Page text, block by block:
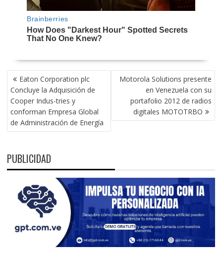
NAVEGACIÓN
DE
ENTRADAS
Eaton Corporation plc
Concluye la Adquisición de
Cooper Indus-tries y
conforman Empresa Global
de Administración de Energía
Motorola Solutions presente
en Venezuela con su
portafolio 2012 de radios
digitales MOTOTRBO
PUBLICIDAD